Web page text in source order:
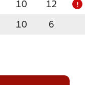
10 12 !
10 6